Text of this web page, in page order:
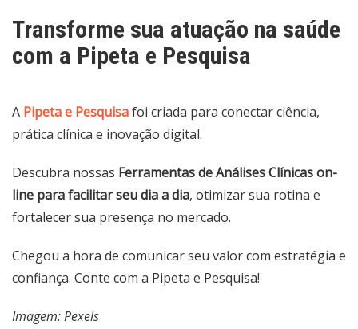
Transforme sua atuação na saúde
com a Pipeta e Pesquisa
A Pipeta e Pesquisafoi criada para conectar ciência,
prática clínica e inovação digital.
Descubra nossas Ferramentas de Análises Clínicas on-
line para facilitar seu dia a dia, otimizar sua rotina e
fortalecer sua presença no mercado.
Chegou a hora de comunicar seu valor com estratégia e
confiança. Conte com a Pipeta e Pesquisa!
Imagem: Pexels